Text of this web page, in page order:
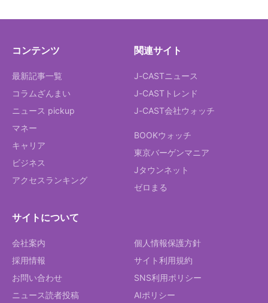
コンテンツ
最新記事一覧
コラムざんまい
ニュース pickup
マネー
キャリア
ビジネス
アクセスランキング
関連サイト
J-CASTニュース
J-CASTトレンド
J-CAST会社ウォッチ
BOOKウォッチ
東京バーゲンマニア
Jタウンネット
ゼロまる
サイトについて
会社案内
採用情報
お問い合わせ
ニュース読者投稿
個人情報保護方針
サイト利用規約
SNS利用ポリシー
AIポリシー